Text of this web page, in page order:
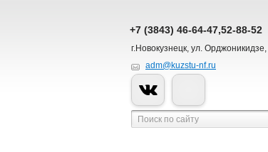
+7 (3843) 46-64-47,52-88-52
г.Новокузнецк, ул.
adm@kuzstu-nf.ru